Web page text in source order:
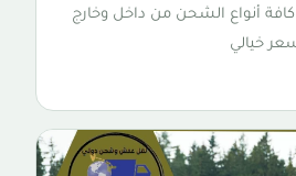
أنواع الشحن من داخل وخارج
خيالي